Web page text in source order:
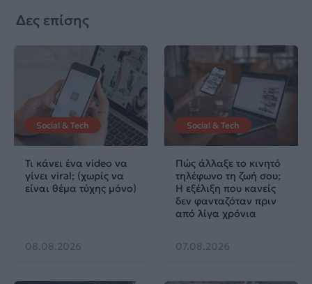
Δες επίσης
Social & Tech
Τι κάνει ένα video να
γίνει viral; (χωρίς να
είναι θέμα τύχης μόνο)
08.08.2026
Social & Tech
Πώς άλλαξε το κινητό
τηλέφωνο τη ζωή σου;
Η εξέλιξη που κανείς
δεν φανταζόταν πριν
από λίγα χρόνια
07.08.2026